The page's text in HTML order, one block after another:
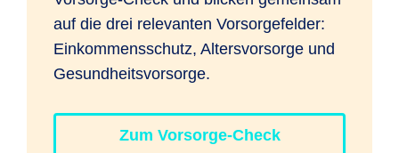
auf die drei relevanten Vorsorgefelder:
Einkommensschutz, Altersvorsorge und
Gesundheitsvorsorge.
Zum Vorsorge-Check